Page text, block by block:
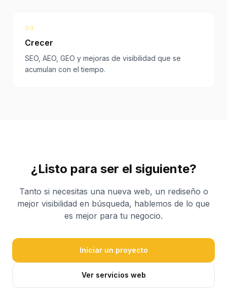
03
Crecer
SEO, AEO, GEO y mejoras de visibilidad que se
acumulan con el tiempo.
¿Listo para ser el siguiente?
Tanto si necesitas una nueva web, un rediseño o
mejor visibilidad en búsqueda, hablemos de lo que
es mejor para tu negocio.
Iniciar un proyecto
Ver servicios web